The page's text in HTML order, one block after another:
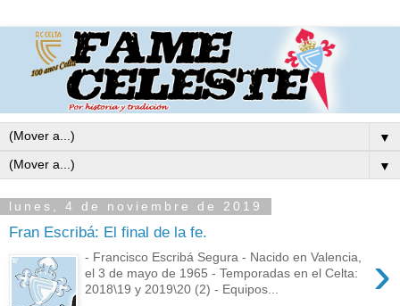
▼
▼
lunes, 4 de noviembre de 2019
Fran Escribá: El final de la fe.
›
- Francisco Escribá Segura - Nacido en Valencia,
el 3 de mayo de 1965 - Temporadas en el Celta:
2018\19 y 2019\20 (2) - Equipos...